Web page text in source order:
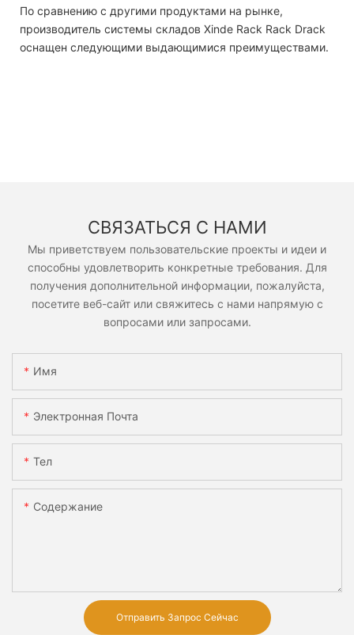
По сравнению с другими продуктами на рынке,
производитель системы складов Xinde Rack Rack Drack
оснащен следующими выдающимися преимуществами.
СВЯЗАТЬСЯ С НАМИ
Мы приветствуем пользовательские проекты и идеи и
способны удовлетворить конкретные требования. Для
получения дополнительной информации, пожалуйста,
посетите веб-сайт или свяжитесь с нами напрямую с
вопросами или запросами.
Имя
Электронная Почта
Тел
Содержание
Отправить Запрос Сейчас